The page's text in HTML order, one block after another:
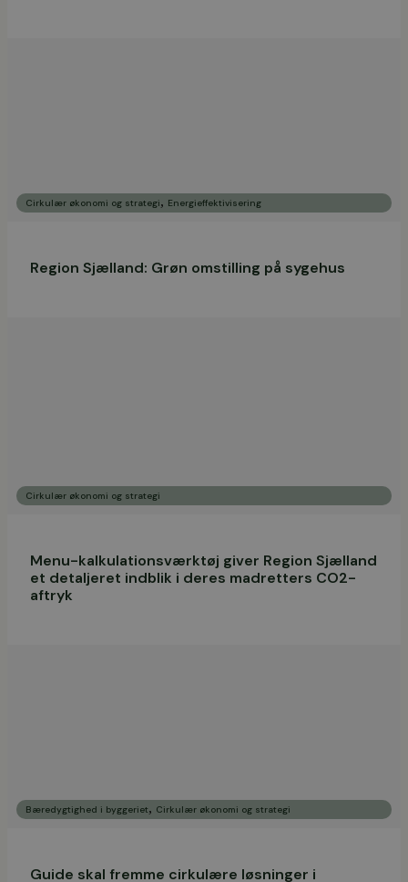
Cirkulær økonomi og strategi, Energieffektivisering
Region Sjælland: Grøn omstilling på sygehus
Cirkulær økonomi og strategi
Menu-kalkulationsværktøj giver Region Sjælland
et detaljeret indblik i deres madretters CO2-
aftryk
Bæredygtighed i byggeriet, Cirkulær økonomi og strategi
Guide skal fremme cirkulære løsninger i